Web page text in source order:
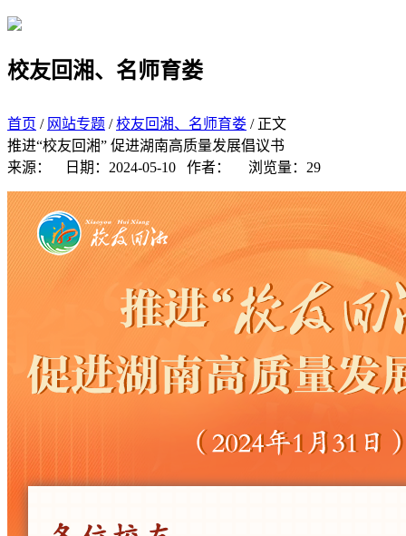
校友回湘、名师育娄
首页 / 网站专题 /校友回湘、名师育娄 / 正文
推进“校友回湘” 促进湖南高质量发展倡议书
来源：
日期：2024-05-10 作者： 浏览量： 29